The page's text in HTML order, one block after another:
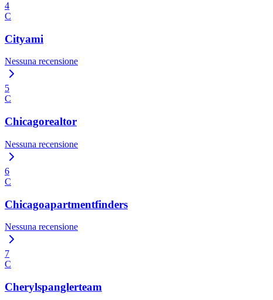
4
C
Cityami
Nessuna recensione
5
C
Chicagorealtor
Nessuna recensione
6
C
Chicagoapartmentfinders
Nessuna recensione
7
C
Cherylspanglerteam